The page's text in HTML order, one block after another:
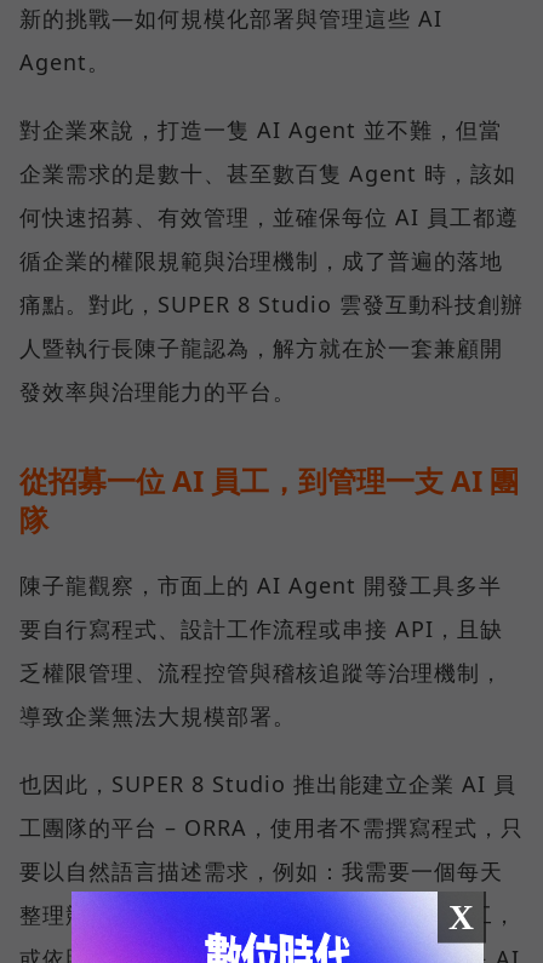
新的挑戰—如何規模化部署與管理這些 AI
Agent。
對企業來說，打造一隻 AI Agent 並不難，但當
企業需求的是數十、甚至數百隻 Agent 時，該如
何快速招募、有效管理，並確保每位 AI 員工都遵
循企業的權限規範與治理機制，成了普遍的落地
痛點。對此，SUPER 8 Studio 雲發互動科技創辦
人暨執行長陳子龍認為，解方就在於一套兼顧開
發效率與治理能力的平台。
從招募一位 AI 員工，到管理一支 AI 團
隊
陳子龍觀察，市面上的 AI Agent 開發工具多半
要自行寫程式、設計工作流程或串接 API，且缺
乏權限管理、流程控管與稽核追蹤等治理機制，
導致企業無法大規模部署。
也因此，SUPER 8 Studio 推出能建立企業 AI 員
工團隊的平台 – ORRA，使用者不需撰寫程式，只
要以自然語言描述需求，例如：我需要一個每天
整理競品動態、9 點前發到通訊軟體的 AI 員工，
X